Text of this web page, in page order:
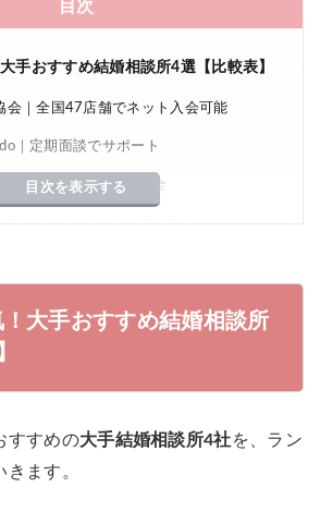
目次
手おすすめ結婚相談所4選【比較表】
会｜全国47店舗でネット入会可能
｜定期面談でサポート
ッジ｜業界最安級の料金
ット｜徳島支社
相談所
相談所
相談所【安い順ランキング】
所を選ぶときのポイント
種類
目次を表示する
大手おすすめ結婚相談所
すすめの大手結婚相談所4社を、ラン
ます。